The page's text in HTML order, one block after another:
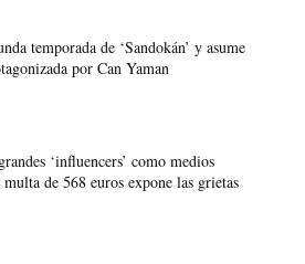
temporada de ‘Sandokán’ y asume
por Can Yaman
‘influencers’ como medios
de 568 euros expone las grietas